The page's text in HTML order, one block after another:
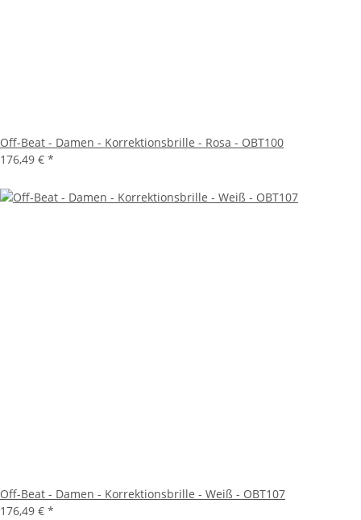
Off-Beat - Damen - Korrektionsbrille - Rosa - OBT100
176,49 € *
Off-Beat - Damen - Korrektionsbrille - Weiß - OBT107
176,49 € *